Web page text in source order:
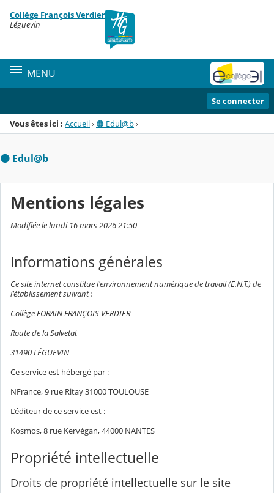
Menu de la rubrique
Contenu
Collège François Verdier
Léguevin
MENU
Se connecter
Vous êtes ici : Accueil› 🟠 Edul@b›
🟠 Edul@b
Mentions légales
Modifiée le lundi 16 mars 2026 21:50
Informations générales
Ce site internet constitue l'environnement numérique de travail (E.N.T.) de
l'établissement suivant :
Collège FORAIN FRANÇOIS VERDIER
Route de la Salvetat
31490 LÉGUEVIN
Ce service est hébergé par :
NFrance, 9 rue Ritay 31000 TOULOUSE
L’éditeur de ce service est :
Kosmos, 8 rue Kervégan, 44000 NANTES
Propriété intellectuelle
Droits de propriété intellectuelle sur le site